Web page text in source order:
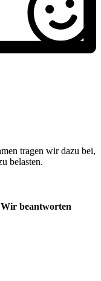
tragen wir dazu bei,
belasten.
beantworten